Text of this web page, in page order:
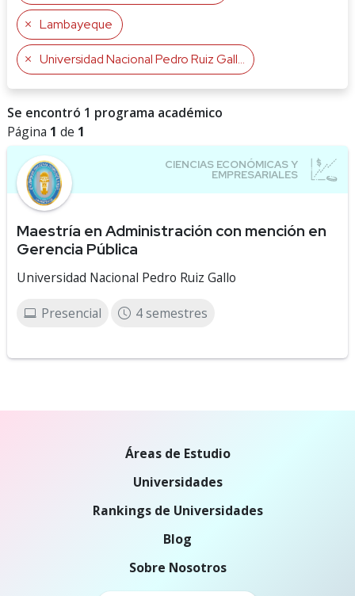
Lambayeque
Universidad Nacional Pedro Ruiz Gallo
Se encontró 1 programa académico
Página 1 de 1
Maestría en Administración con mención en
Gerencia Pública
Universidad Nacional Pedro Ruiz Gallo
Presencial 4 semestres
Áreas de Estudio
Universidades
Rankings de Universidades
Blog
Sobre Nosotros